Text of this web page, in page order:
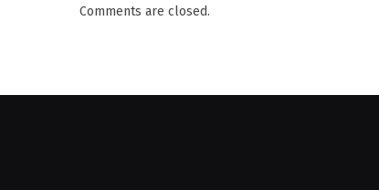
Comments are closed.